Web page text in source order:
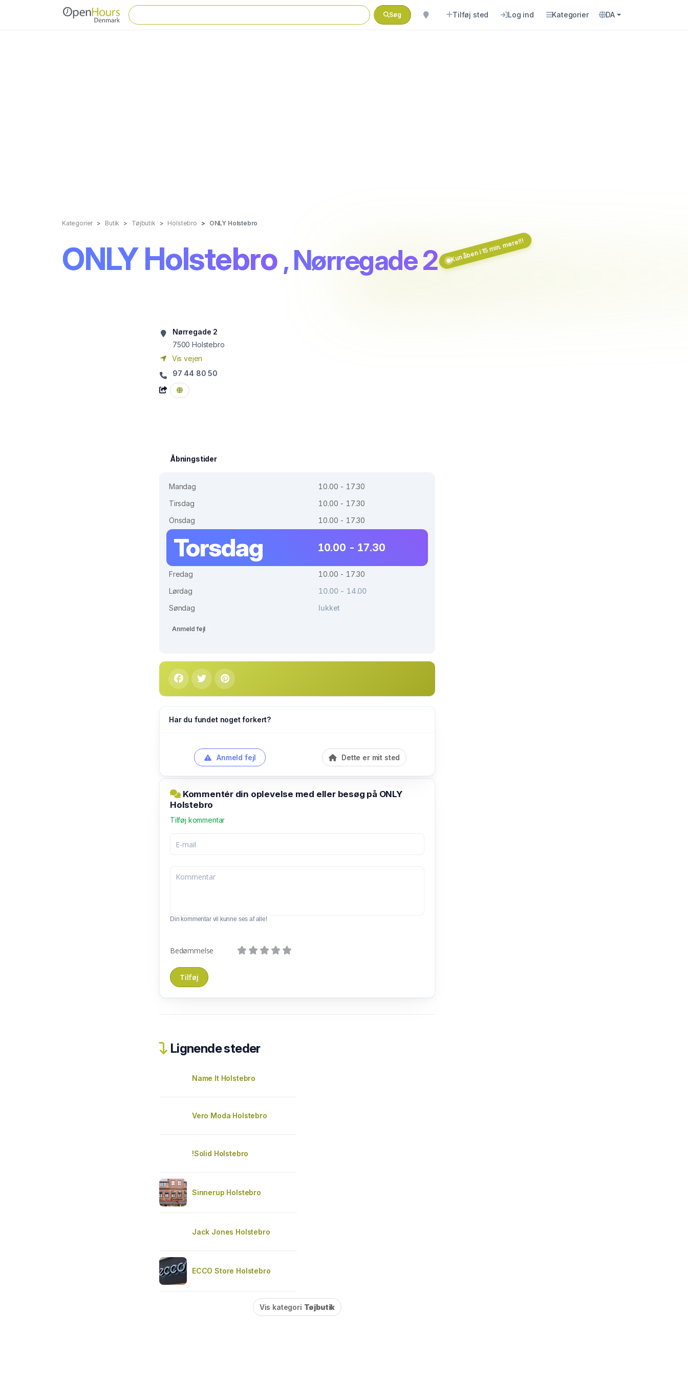
Søg Tilføj sted Log ind Kategorier DA
Kategorier Butik Tøjbutik Holstebro ONLY Holstebro
ONLY Holstebro , Nørregade 2 Kun åben i 15 min. mere!!!
Nørregade 2
7500 Holstebro
Vis vejen
97 44 80 50
Åbningstider
Mandag
10.00 - 17.30
Tirsdag
10.00 - 17.30
Onsdag
10.00 - 17.30
Torsdag 10.00 - 17.30
Fredag
10.00 - 17.30
Lørdag
10.00 - 14.00
Søndag
lukket
Anmeld fejl
Har du fundet noget forkert?
Anmeld fejl Dette er mit sted
Kommentér din oplevelse med eller besøg på ONLY
Holstebro
Tilføj kommentar
Din kommentar vil kunne ses af alle!
Bedømmelse
Lignende steder
Name It Holstebro
Vero Moda Holstebro
!Solid Holstebro
Sinnerup Holstebro
Jack Jones Holstebro
ECCO Store Holstebro
Vis kategori Tøjbutik